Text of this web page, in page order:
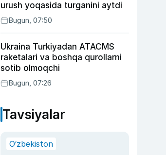
urush yoqasida turganini aytdi
Bugun, 07:50
Ukraina Turkiyadan ATACMS
raketalari va boshqa qurollarni
sotib olmoqchi
Bugun, 07:26
Tavsiyalar
O‘zbekiston